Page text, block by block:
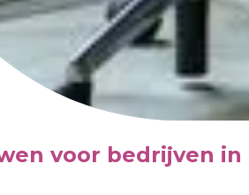
voor bedrijven in